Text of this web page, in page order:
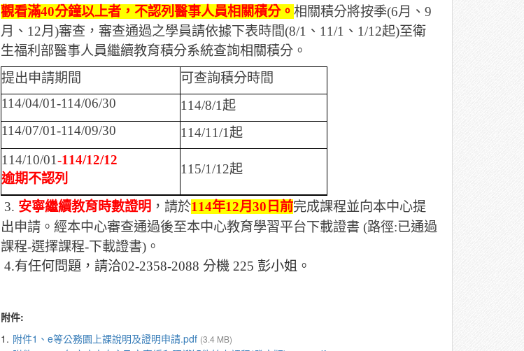
觀看滿40分鐘以上者，不認列醫事人員相關積分。 相關積分將按季(6月、 9
月、 12月)審查，審查通過之學員請依據下表時間(8/1 、 11/1 、 1/12起)至衛
生福利部醫事人員繼續教育積分系統查詢相關積分。
提出申請期間
可查詢積分時間
114/04/01-114/06/30
114/8/1 起
114/07/01-114/09/30
114/11/1 起
114/10/01-114/12/12
逾期不認列
115/1/12起
3. 安寧繼續教育時數證明 ，請於114年12月30 日前完成課程並向本中心提
出申請。經本中心審查通過後至本中心教育學習平台下載證書 (路徑:已通過
課程-選擇課程-下載證書)。
4.有任何問題，請洽02-2358-2088 分機225 彭小姐。
附件:
1. 附件1、e等公務園上課說明及證明申請.pdf (3.4 MB)